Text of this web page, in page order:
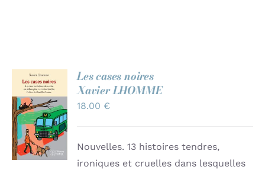
AJOUTER
AU
PANIER
/
DÉTAILS
Les cases noires
Xavier LHOMME
18.00 €
Nouvelles. 13 histoires tendres,
ironiques et cruelles dans lesquelles